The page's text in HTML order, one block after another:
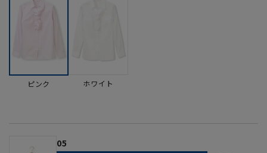
ピンク ホワイト
05